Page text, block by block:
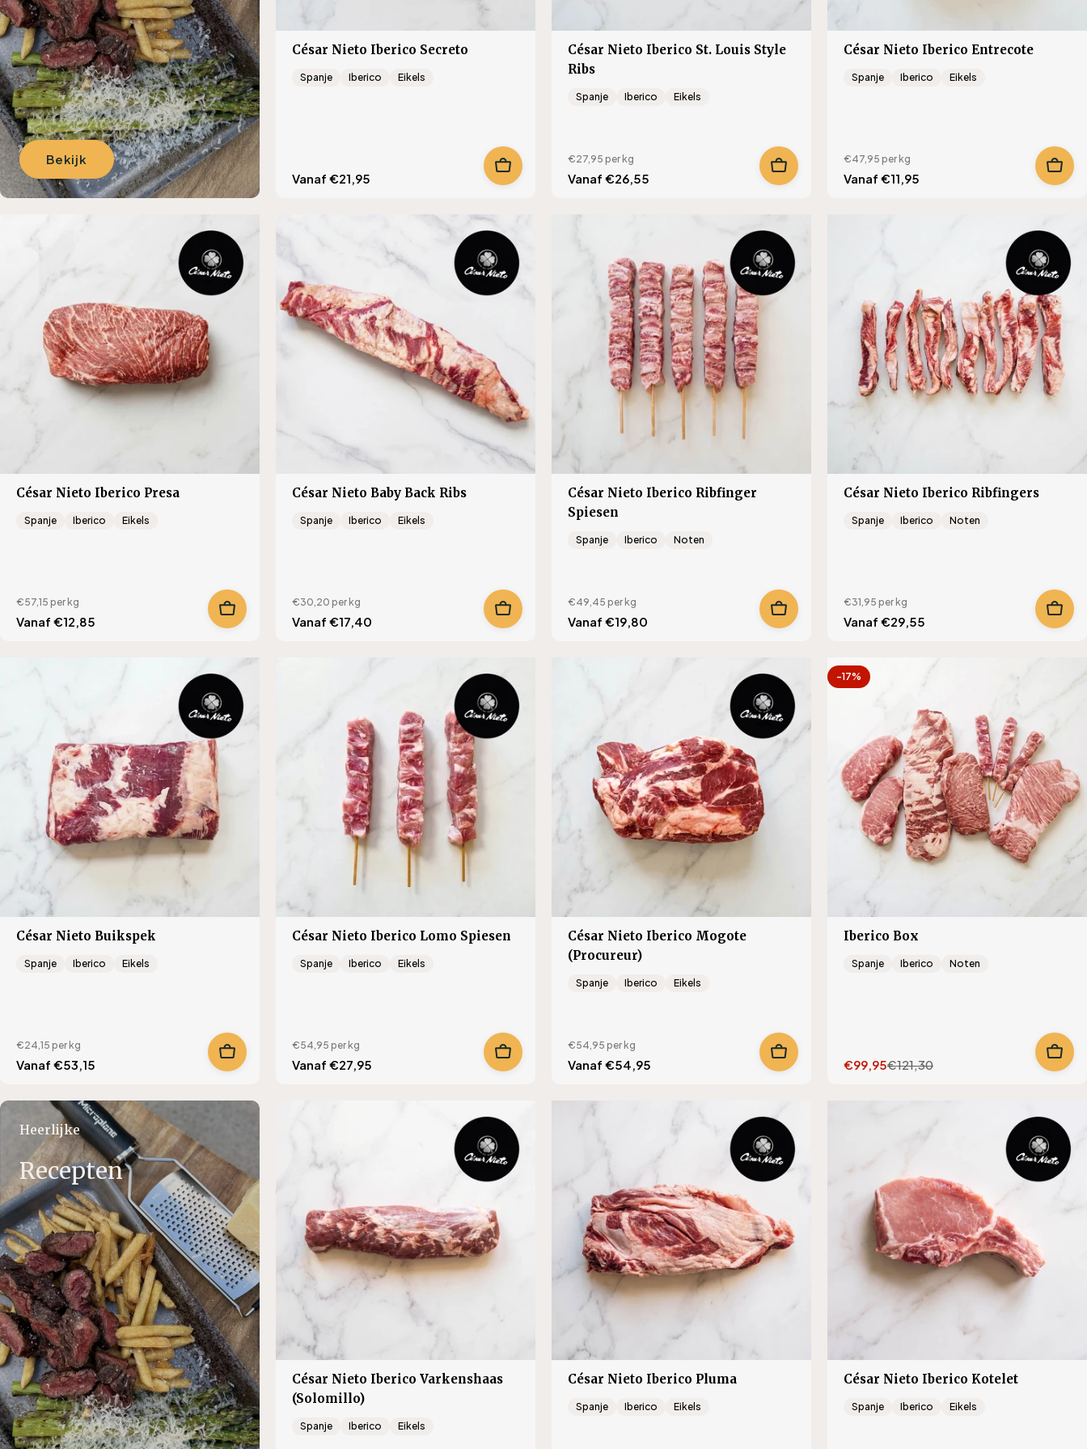
Bekijk
César Nieto Iberico Secreto
Spanje Iberico Eikels
Translation
nl.products.product.regular_price
Vanaf €21,95
César Nieto Iberico St. Louis Style
Ribs
Spanje Iberico Eikels
€27,95 per kg
Translation
nl.products.product.regular_price
Vanaf €26,55
César Nieto Iberico Entrecote
Spanje Iberico Eikels
€47,95 per kg
Translation
Vanaf €11,95
César Nieto Iberico Presa
Spanje Iberico Eikels
€57,15 per kg
Translation
Vanaf €12,85
César Nieto Baby Back Ribs
Spanje Iberico Eikels
€30,20 per kg
Translation
Vanaf €17,40
César Nieto Iberico Ribfinger
Spiesen
Spanje Iberico Noten
€49,45 per kg
Translation
nl.products.product.regular_price
Vanaf €19,80
César Nieto Iberico Ribfingers
Spanje Iberico Noten
€31,95 per kg
Translation
Vanaf €29,55
César Nieto Buikspek
Spanje Iberico Eikels
€24,15 per kg
Translation
nl.products.product.regular_price
Vanaf €53,15
César Nieto Iberico Lomo Spiesen
Spanje Iberico Eikels
€54,95 per kg
Translation
Vanaf €27,95
César Nieto Iberico Mogote
(Procureur)
Spanje Iberico Eikels
€54,95 per kg
Translation
nl.products.product.regular_price
Vanaf €54,95
-17%
Iberico Box
Spanje Iberico Noten
Translation
€99,95
Translation€121,30
Heerlijke
Recepten
César Nieto Iberico Varkenshaas
(Solomillo)
Spanje Iberico Eikels
César Nieto Iberico Pluma
Spanje Iberico Eikels
César Nieto Iberico Kotelet
Spanje Iberico Eikels